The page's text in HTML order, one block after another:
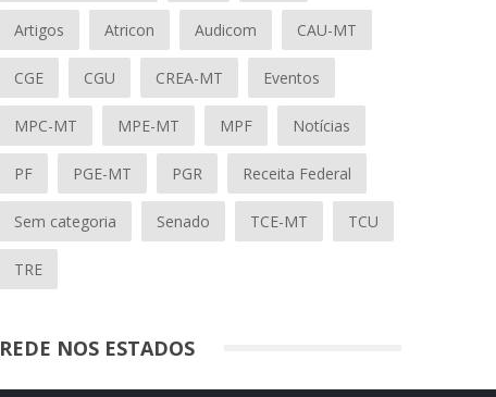
Artigos Atricon Audicom CAU-MT
CGE CGU CREA-MT Eventos
MPC-MT MPE-MT MPF Notícias
PF PGE-MT PGR Receita Federal
Sem categoria Senado TCE-MT TCU
TRE
REDE NOS ESTADOS